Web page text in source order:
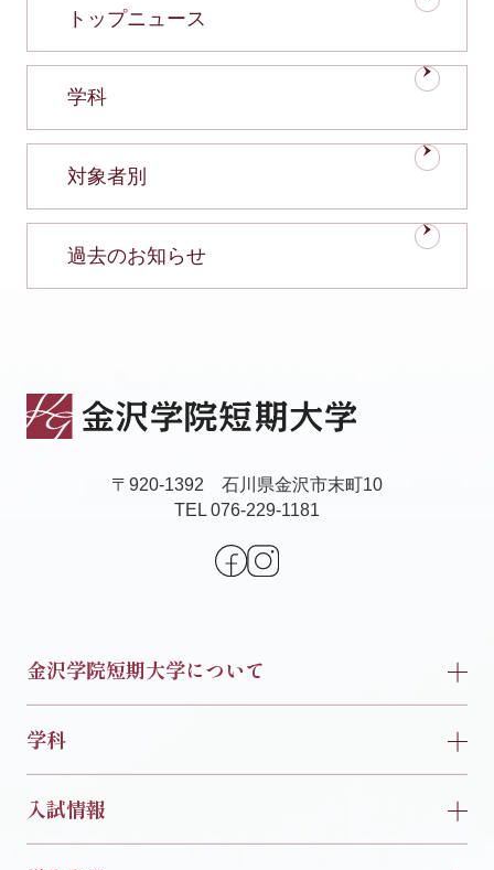
トップニュース
学科
対象者別
過去のお知らせ
〒920-1392 石川県金沢市末町10
TEL 076-229-1181
金沢学院短期大学について
学科
入試情報